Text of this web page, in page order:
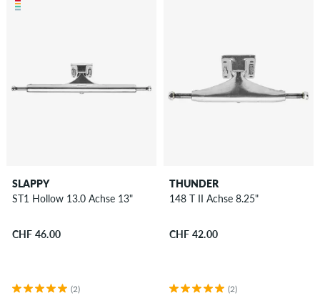
SLAPPY
ST1 Hollow 13.0 Achse 13"
CHF 46.00
(2)
THUNDER
148 T II Achse 8.25"
CHF 42.00
(2)